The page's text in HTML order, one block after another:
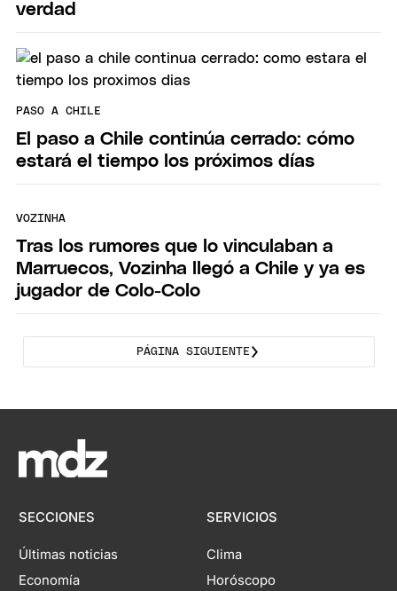
verdad
PASO A CHILE
El paso a Chile continúa cerrado: cómo
estará el tiempo los próximos días
VOZINHA
Tras los rumores que lo vinculaban a
Marruecos, Vozinha llegó a Chile y ya es
jugador de Colo-Colo
PÁGINA SIGUIENTE
SECCIONES
Últimas noticias
Economía
SERVICIOS
Clima
Horóscopo